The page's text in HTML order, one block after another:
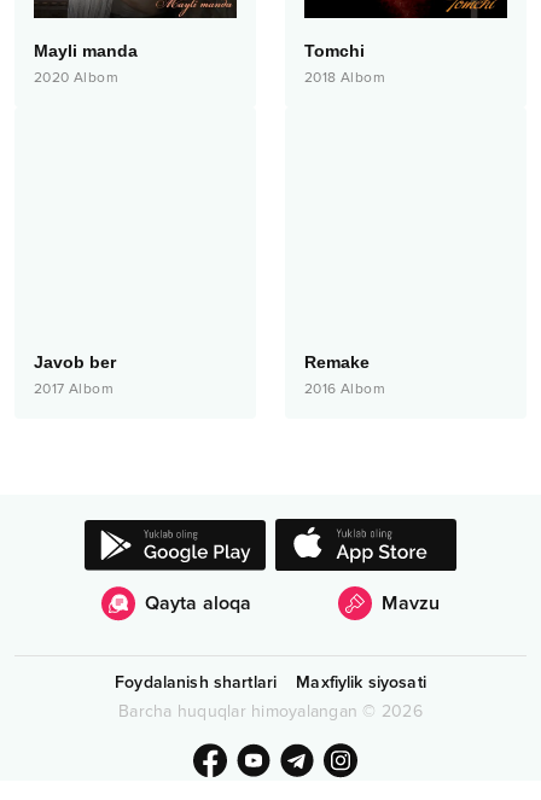
Mayli manda
2020 Albom
Tomchi
2018 Albom
Javob ber
2017 Albom
Remake
2016 Albom
Qayta aloqa Mavzu
Foydalanish shartlari
Maxfiylik siyosati
Barcha huquqlar himoyalangan © 2026